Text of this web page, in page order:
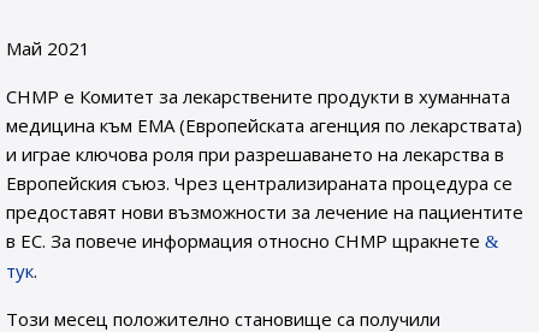
Май 2021
CHMP е Комитет за лекарствените продукти в хуманната
медицина към EMA (Европейската агенция по лекарствата)
и играе ключова роля при разрешаването на лекарства в
Европейския съюз. Чрез централизираната процедура се
предоставят нови възможности за лечение на пациентите
в ЕС. За повече информация относно CHMP щракнете
тук.
Този месец положително становище са получили